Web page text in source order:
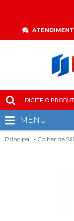
MENU
Principal Colher de